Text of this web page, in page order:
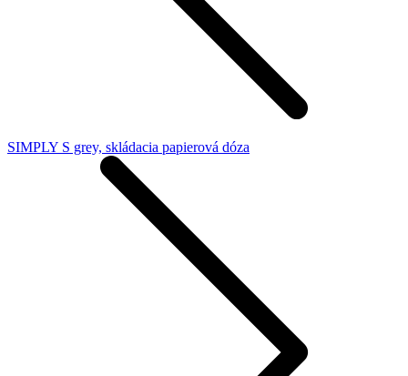
SIMPLY S grey, skládacia papierová dóza